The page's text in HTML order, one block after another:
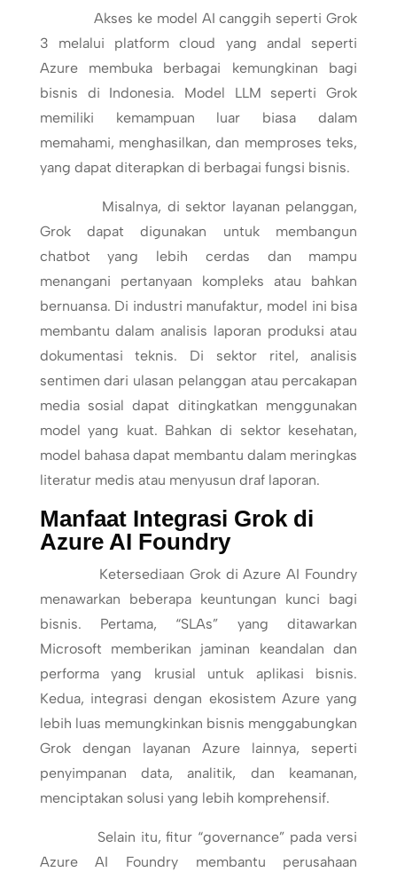
Akses ke model AI canggih seperti Grok
3 melalui platform cloud yang andal seperti
Azure membuka berbagai kemungkinan bagi
bisnis di Indonesia. Model LLM seperti Grok
memiliki kemampuan luar biasa dalam
memahami, menghasilkan, dan memproses teks,
yang dapat diterapkan di berbagai fungsi bisnis.
Misalnya, di sektor layanan pelanggan,
Grok dapat digunakan untuk membangun
chatbot yang lebih cerdas dan mampu
menangani pertanyaan kompleks atau bahkan
bernuansa. Di industri manufaktur, model ini bisa
membantu dalam analisis laporan produksi atau
dokumentasi teknis. Di sektor ritel, analisis
sentimen dari ulasan pelanggan atau percakapan
media sosial dapat ditingkatkan menggunakan
model yang kuat. Bahkan di sektor kesehatan,
model bahasa dapat membantu dalam meringkas
literatur medis atau menyusun draf laporan.
Manfaat Integrasi Grok di
Azure AI Foundry
Ketersediaan Grok di Azure AI Foundry
menawarkan beberapa keuntungan kunci bagi
bisnis. Pertama, “SLAs” yang ditawarkan
Microsoft memberikan jaminan keandalan dan
performa yang krusial untuk aplikasi bisnis.
Kedua, integrasi dengan ekosistem Azure yang
lebih luas memungkinkan bisnis menggabungkan
Grok dengan layanan Azure lainnya, seperti
penyimpanan data, analitik, dan keamanan,
menciptakan solusi yang lebih komprehensif.
Selain itu, fitur “governance” pada versi
Azure AI Foundry membantu perusahaan